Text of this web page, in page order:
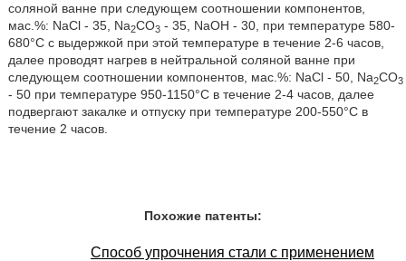
соляной ванне при следующем соотношении компонентов,
мас.%: NaCl - 35, Na2CO3- 35, NaOH - 30, при температуре 580-
680°C с выдержкой при этой температуре в течение 2-6 часов,
далее проводят нагрев в нейтральной соляной ванне при
следующем соотношении компонентов, мас.%: NaCl - 50, Na2CO3
- 50 при температуре 950-1150°С в течение 2-4 часов, далее
подвергают закалке и отпуску при температуре 200-550°С в
течение 2 часов.
Похожие патенты:
Способ упрочнения стали с применением